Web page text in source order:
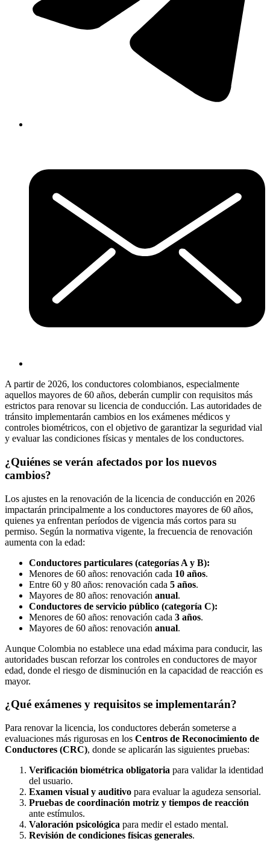
A partir de 2026, los conductores colombianos, especialmente
aquellos mayores de 60 años, deberán cumplir con requisitos más
estrictos para renovar su licencia de conducción. Las autoridades de
tránsito implementarán cambios en los exámenes médicos y
controles biométricos, con el objetivo de garantizar la seguridad vial
y evaluar las condiciones físicas y mentales de los conductores.
¿Quiénes se verán afectados por los nuevos
cambios?
Los ajustes en la renovación de la licencia de conducción en 2026
impactarán principalmente a los conductores mayores de 60 años,
quienes ya enfrentan períodos de vigencia más cortos para su
permiso. Según la normativa vigente, la frecuencia de renovación
aumenta con la edad:
Conductores particulares (categorías A y B):
Menores de 60 años: renovación cada 10 años.
Entre 60 y 80 años: renovación cada 5 años.
Mayores de 80 años: renovación anual.
Conductores de servicio público (categoría C):
Menores de 60 años: renovación cada 3 años.
Mayores de 60 años: renovación anual.
Aunque Colombia no establece una edad máxima para conducir, las
autoridades buscan reforzar los controles en conductores de mayor
edad, donde el riesgo de disminución en la capacidad de reacción es
mayor.
¿Qué exámenes y requisitos se implementarán?
Para renovar la licencia, los conductores deberán someterse a
evaluaciones más rigurosas en los Centros de Reconocimiento de
Conductores (CRC), donde se aplicarán las siguientes pruebas:
Verificación biométrica obligatoria para validar la identidad
del usuario.
Examen visual y auditivo para evaluar la agudeza sensorial.
Pruebas de coordinación motriz y tiempos de reacción
ante estímulos.
Valoración psicológica para medir el estado mental.
Revisión de condiciones físicas generales.